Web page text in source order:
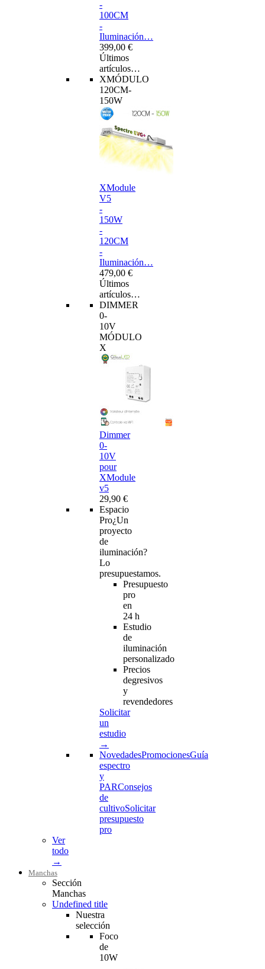
-
100CM
-
Iluminación…
399,00 €
Últimos
artículos…
XMÓDULO
120CM-
150W
XModule
V5
-
150W
-
120CM
-
Iluminación…
479,00 €
Últimos
artículos…
DIMMER
0-
10V
MÓDULO
X
Dimmer
0-
10V
pour
XModule
v5
29,90 €
Espacio
Pro¿Un
proyecto
de
iluminación?
Lo
presupuestamos.
Presupuesto
pro
en
24 h
Estudio
de
iluminación
personalizado
Precios
degresivos
y
revendedores
Solicitar
un
estudio
→
NovedadesPromocionesGuía
espectro
y
PARConsejos
de
cultivoSolicitar
presupuesto
pro
Ver
todo
→
Manchas
Sección
Manchas
Undefined title
Nuestra
selección
Foco
de
10W